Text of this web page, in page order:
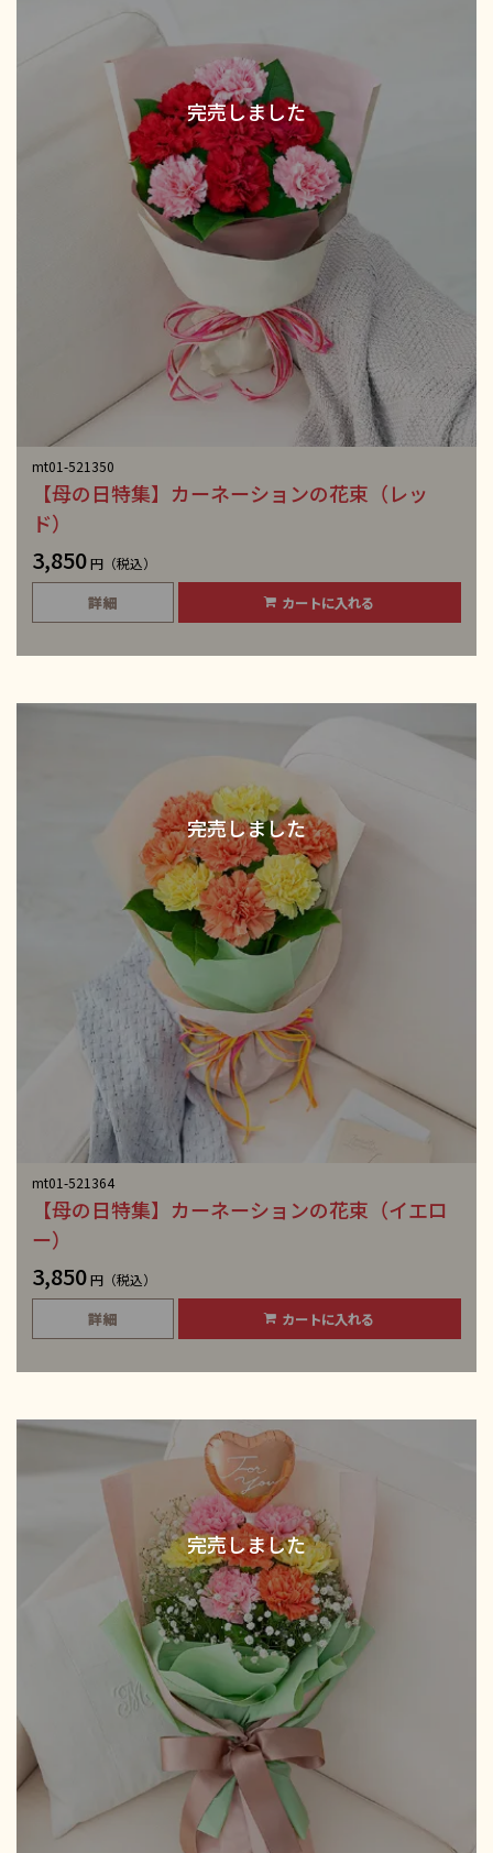
mt01-521350
【母の日特集】カーネーションの花束（レッ
ド）
3,850円（税込）
詳細 カートに入れる
mt01-521364
【母の日特集】カーネーションの花束（イエロ
ー）
3,850円（税込）
詳細 カートに入れる